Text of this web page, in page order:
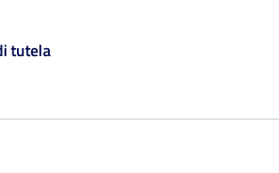
tutela